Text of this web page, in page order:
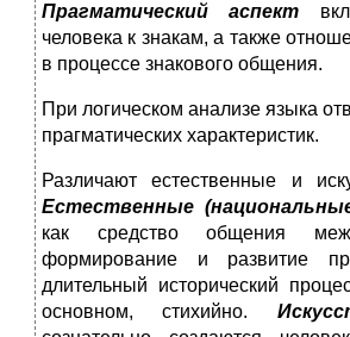
Прагматический аспект
человека к знакам, а также
в процессе знакового общения.
При логическом анализе языка
прагматических характеристик.
Различают естественные и
Естественные
как средство общения
формирование и развитие
длитель­ный исторический
основном, стихийно.